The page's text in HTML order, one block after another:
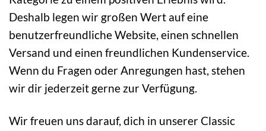
Deshalb legen wir großen Wert auf eine
benutzerfreundliche Website, einen schnellen
Versand und einen freundlichen Kundenservice.
Wenn du Fragen oder Anregungen hast, stehen
wir dir jederzeit gerne zur Verfügung.
Wir freuen uns darauf, dich in unserer Classic